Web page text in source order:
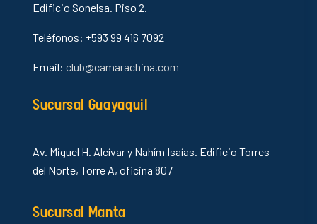
Edificio Sonelsa. Piso 2.
Teléfonos: +593 99 416 7092
Email: club@camarachina.com
Sucursal Guayaquil
Av. Miguel H. Alcívar y Nahím Isaías. Edificio Torres
del Norte, Torre A, oficina 807
Sucursal Manta